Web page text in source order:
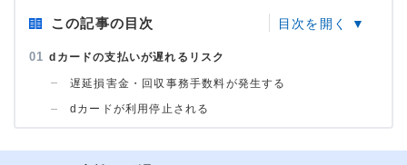
この記事の目次
dカードの支払いが遅れるリスク
遅延損害金・回収事務手数料が発生する
dカードが利用停止される